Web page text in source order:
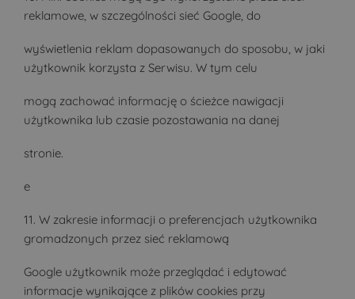
reklamowe, w szczególności sieć Google, do
wyświetlenia reklam dopasowanych do sposobu, w jaki
użytkownik korzysta z Serwisu. W tym celu
mogą zachować informację o ścieżce nawigacji
użytkownika lub czasie pozostawania na danej
stronie.
e
11. W zakresie informacji o preferencjach użytkownika
gromadzonych przez sieć reklamową
Google użytkownik może przeglądać i edytować
informacje wynikające z plików cookies przy